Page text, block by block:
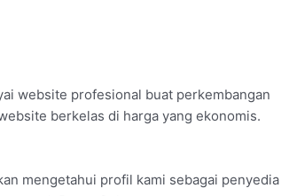
website profesional buat perkembangan
berkelas di harga yang ekonomis.
mengetahui profil kami sebagai penyedia